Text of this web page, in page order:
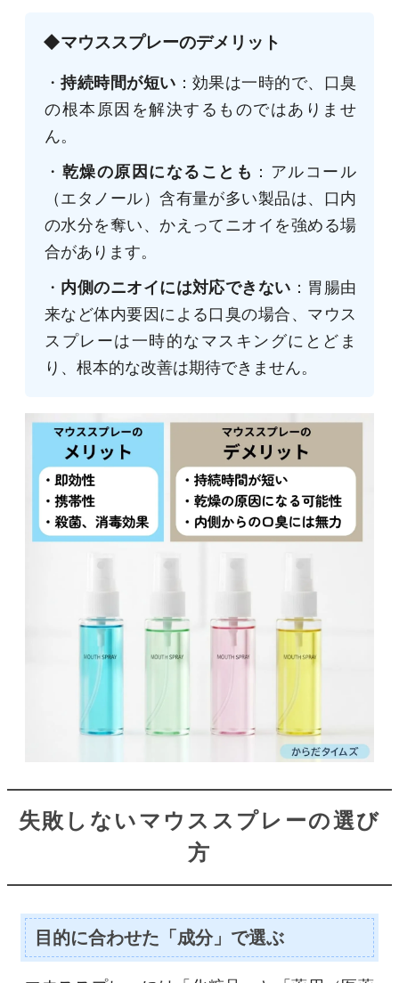
◆マウススプレーのデメリット
・持続時間が短い ：効果は一時的で、口臭
の根本原因を解決するものではありませ
ん。
・ 乾燥の原因になることも ：アルコール
（エタノール）含有量が多い製品は、口内
の水分を奪い、かえってニオイを強める場
合があります。
・ 内側のニオイには対応できない ：胃腸由
来など体内要因による口臭の場合、マウス
スプレーは一時的なマスキングにとどま
り、根本的な改善は期待できません。
失敗しないマウススプレーの選び
方
目的に合わせた「成分」で選ぶ